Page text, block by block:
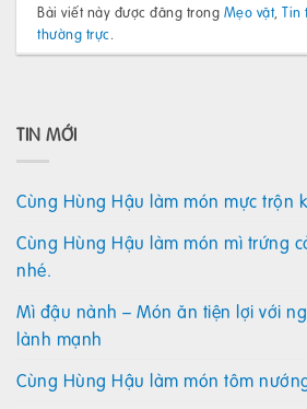
Bài viết này được đăng trong Mẹo vặt,Tin
thường trực.
TIN MỚI
Cùng Hùng Hậu làm món mực trộn
Cùng Hùng Hậu làm món mì trứng
nhé.
Mì đậu nành – Món ăn tiện lợi với
lành mạnh
Cùng Hùng Hậu làm món tôm